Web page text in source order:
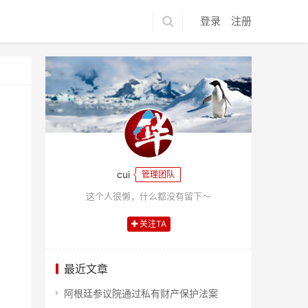
登录 注册
cui 管理团队
这个人很懒，什么都没有留下～
关注TA
最近文章
阿根廷参议院通过私有财产保护法案